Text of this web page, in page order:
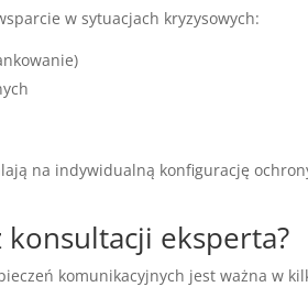
w sytuacjach kryzysowych:
na indywidualną konfigurację
eksperta?
komunikacyjnych jest ważna w